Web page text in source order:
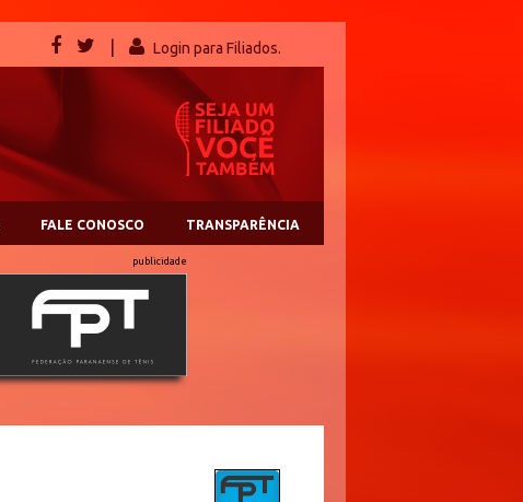
Login para Filiados.
FALE CONOSCO TRANSPARÊNCIA
publicidade